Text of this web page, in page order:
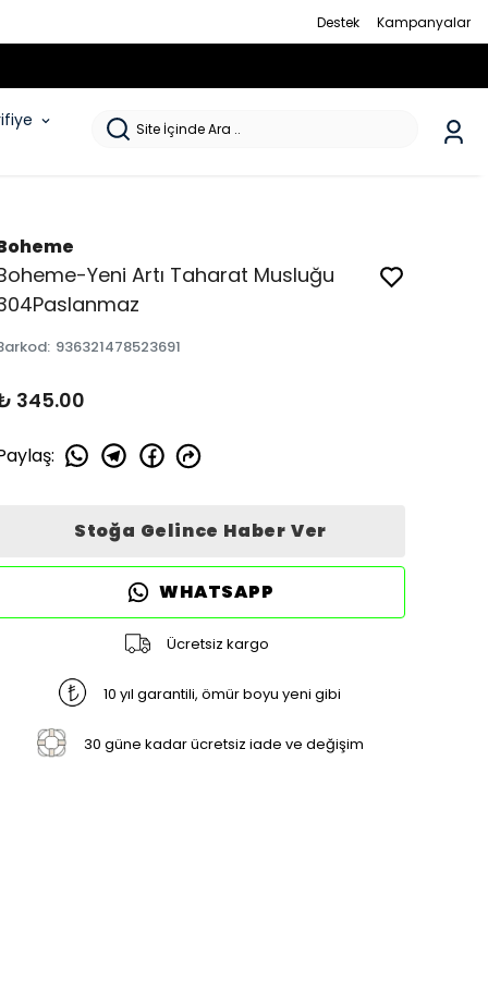
Destek Kampanyalar
Yeni Artı Taharat Musluğu
: 936321478523691
345.00
:
Stoğa Gelince Haber Ver
WHATSAPP
Ücretsiz kargo
10 yıl garantili, ömür boyu yeni gibi
30 güne kadar ücretsiz iade ve değişim